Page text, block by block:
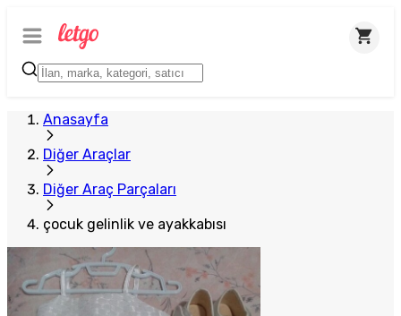
Anasayfa
Diğer Araçlar
Diğer Araç Parçaları
çocuk gelinlik ve ayakkabısı